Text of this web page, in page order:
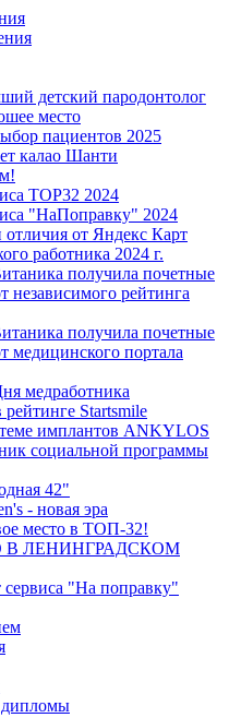
детский пародонтолог
место
пациентов 2025
калао Шанти
TOP32 2024
"НаПоправку" 2024
от Яндекс Карт
работника 2024 г.
получила почетные
независимого рейтинга
получила почетные
медицинского портала
медработника
Startsmile
имплантов ANKYLOS
социальной программы
42"
- новая эра
место в ТОП-32!
В ЛЕНИНГРАДСКОМ
сервиса "На поправку"